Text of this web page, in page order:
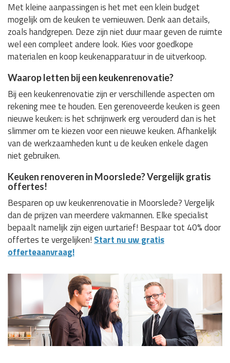
Met kleine aanpassingen is het met een klein budget
mogelijk om de keuken te vernieuwen. Denk aan details,
zoals handgrepen. Deze zijn niet duur maar geven de ruimte
wel een compleet andere look. Kies voor goedkope
materialen en koop keukenapparatuur in de uitverkoop.
Waarop letten bij een keukenrenovatie?
Bij een keukenrenovatie zijn er verschillende aspecten om
rekening mee te houden. Een gerenoveerde keuken is geen
nieuwe keuken: is het schrijnwerk erg verouderd dan is het
slimmer om te kiezen voor een nieuwe keuken. Afhankelijk
van de werkzaamheden kunt u de keuken enkele dagen
niet gebruiken.
Keuken renoveren in Moorslede? Vergelijk gratis
offertes!
Besparen op uw keukenrenovatie in Moorslede? Vergelijk
dan de prijzen van meerdere vakmannen. Elke specialist
bepaalt namelijk zijn eigen uurtarief! Bespaar tot 40% door
offertes te vergelijken! Start nu uw gratis
offerteaanvraag!